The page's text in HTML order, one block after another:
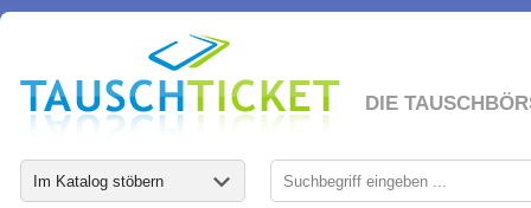
DIE
Im Katalog stöbern